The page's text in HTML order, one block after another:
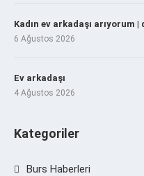
Kadın ev arkadaşı arıyorum |
6 Ağustos 2026
Ev arkadaşı
4 Ağustos 2026
Kategoriler
Burs Haberleri